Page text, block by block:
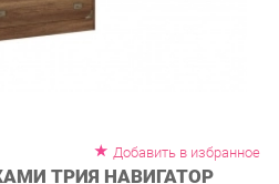
ТРИЯ НАВИГАТОР